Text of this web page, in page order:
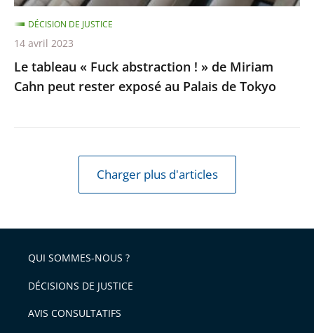
Cahn
peut
rester
exposé
au
Le tableau « Fuck abstraction ! » de Miriam
Cahn peut rester exposé au Palais de Tokyo
DÉCISION DE JUSTICE
14 avril 2023
Charger plus d'articles
QUI SOMMES-NOUS ?
DÉCISIONS DE JUSTICE
AVIS CONSULTATIFS